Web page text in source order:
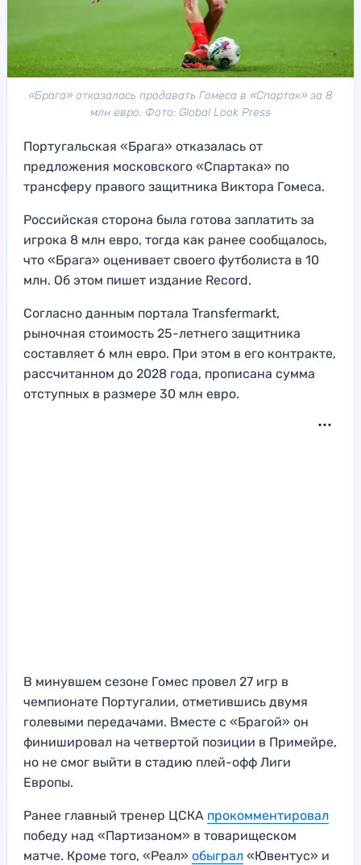
«Брага» отказалась продавать Гомеса в «Спартак» за 8
млн евро. Фото: Global Look Press
Португальская «Брага» отказалась от
предложения московского «Спартака» по
трансферу правого защитника Виктора Гомеса.
Российская сторона была готова заплатить за
игрока 8 млн евро, тогда как ранее сообщалось,
что «Брага» оценивает своего футболиста в 10
млн. Об этом пишет издание Record.
Согласно данным портала Transfermarkt,
рыночная стоимость 25-летнего защитника
составляет 6 млн евро. При этом в его контракте,
рассчитанном до 2028 года, прописана сумма
отступных в размере 30 млн евро.
В минувшем сезоне Гомес провел 27 игр в
чемпионате Португалии, отметившись двумя
голевыми передачами. Вместе с «Брагой» он
финишировал на четвертой позиции в Примейре,
но не смог выйти в стадию плей-офф Лиги
Европы.
Ранее главный тренер ЦСКА прокомментировал
победу над «Партизаном» в товарищеском
матче. Кроме того, «Реал» обыграл «Ювентус» и